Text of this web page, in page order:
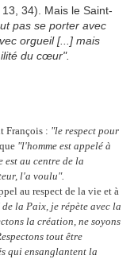
34). Mais le Saint-
pas se porter avec
orgueil [...] mais
du cœur".
François : "le respect pour
"l'homme est appelé à
est au centre de la
l'a voulu".
au respect de la vie et à
la Paix, je répète avec la
la création, ne soyons
tout être
qui ensanglantent la